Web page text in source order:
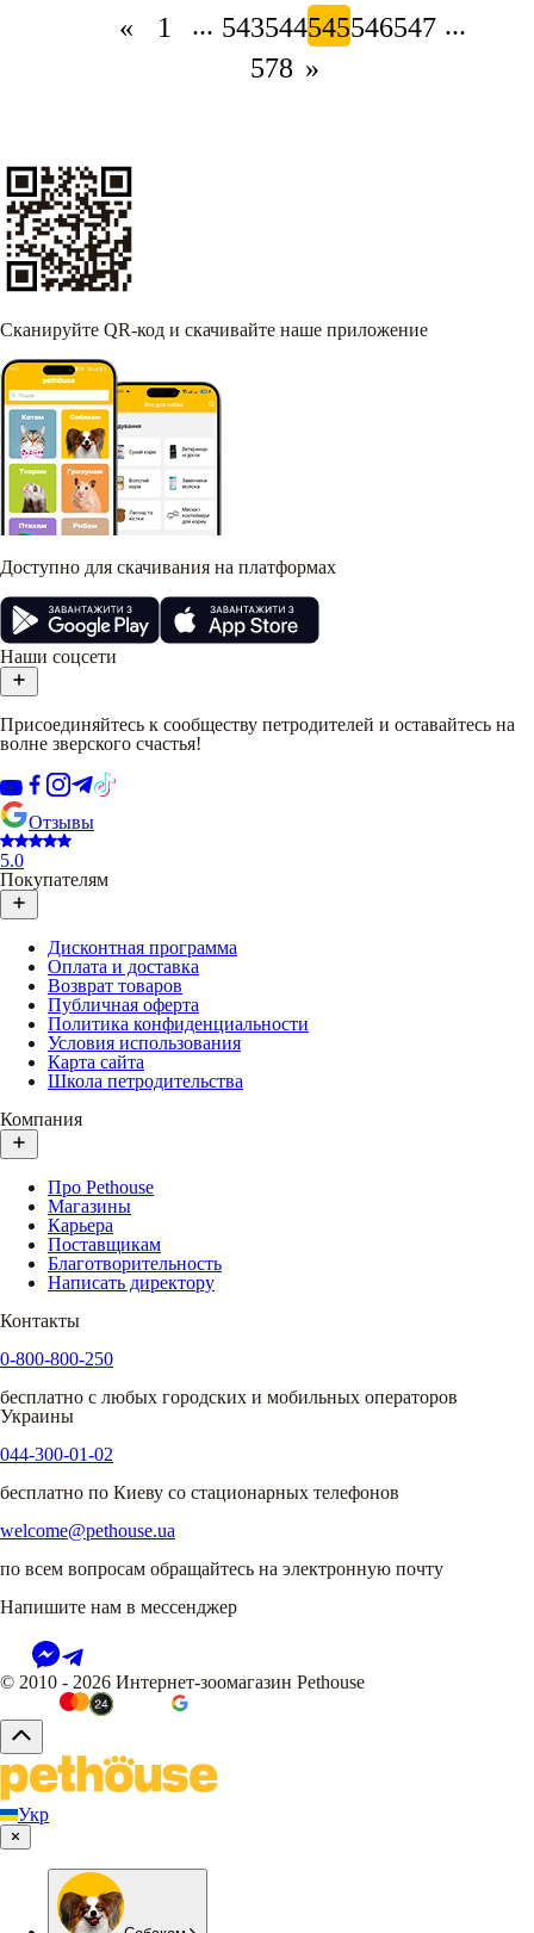
« 1 ... 543544545546547 ...
578 »
Сканируйте QR-код и скачивайте наше приложение
Доступно для скачивания на платформах
Наши соцсети
Присоединяйтесь к сообществу петродителей и оставайтесь на
волне зверского счастья!
Отзывы
5.0
Покупателям
Дисконтная программа
Оплата и доставка
Возврат товаров
Публичная оферта
Политика конфиденциальности
Условия использования
Карта сайта
Школа петродительства
Компания
Про Pethouse
Магазины
Карьера
Поставщикам
Благотворительность
Написать директору
Контакты
0-800-800-250
бесплатно с любых городских и мобильных операторов
Украины
044-300-01-02
бесплатно по Киеву со стационарных телефонов
welcome@pethouse.ua
по всем вопросам обращайтесь на электронную почту
Напишите нам в мессенджер
© 2010 - 2026 Интернет-зоомагазин Pethouse
Укр